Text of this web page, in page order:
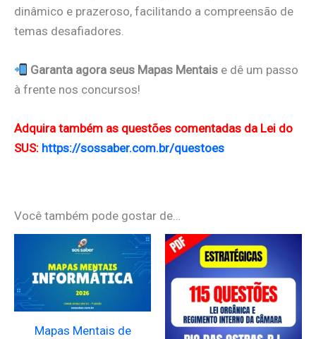
dinâmico e prazeroso, facilitando a compreensão de
temas desafiadores.
Garanta agora seus Mapas Mentais e dê um passo
à frente nos concursos!
Adquira também as questões comentadas da Lei do
SUS: https://sossaber.com.br/questoes
Você também pode gostar de…
Mapas Mentais de